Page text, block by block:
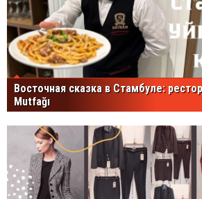
Восточная сказка в Стамбуле:
Mutfağı